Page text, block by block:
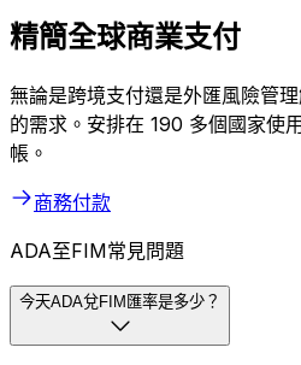
精簡全球商業支付
無論是跨境支付還是外匯風險管
的需求。安排在 190 多個國家使
帳。
商務付款
ADA至FIM常見問題
今天ADA兌FIM匯率是多少？